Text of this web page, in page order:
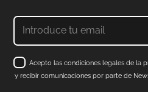
Acepto las condiciones legales de la
y recibir comunicaciones por parte de